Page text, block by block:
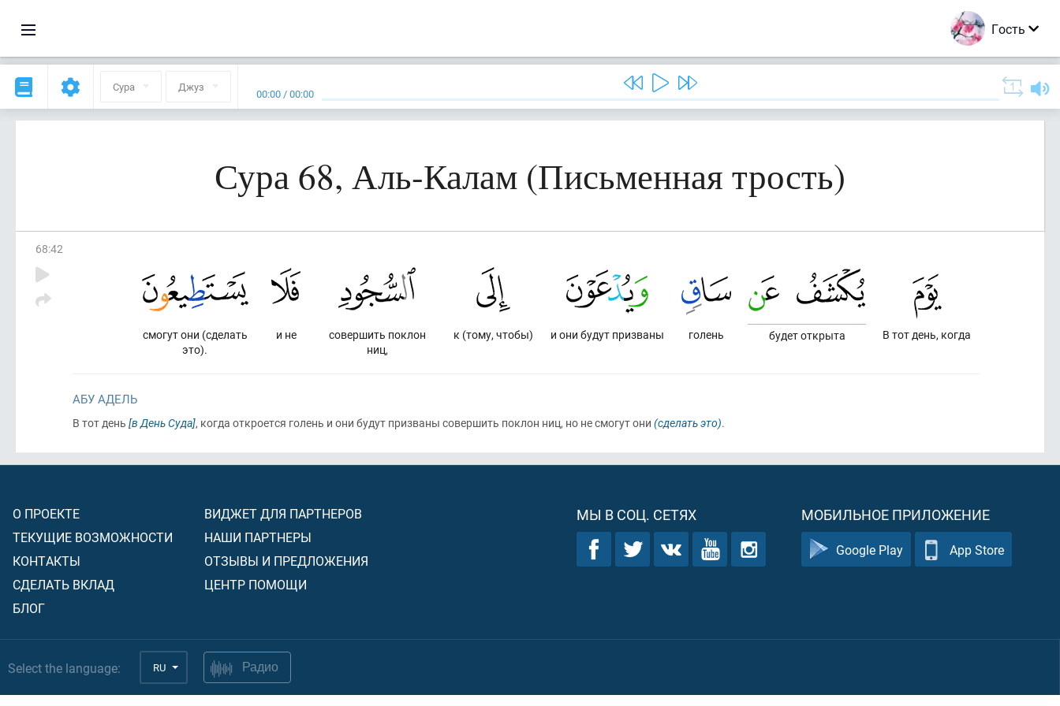
Гость
Сура Джуз 00:00 /00:00
Сура 68, Аль-Калам (Письменная трость)
68:42
В тот день, когда
будет открыта
голень
и они будут призваны
к (тому, чтобы)
совершить поклон
ниц,
и не
смогут они (сделать
это).
АБУ АДЕЛЬ
В тот день [в День Суда], когда откроется голень и они будут призваны совершить поклон ниц, но не смогут они (сделать это).
О ПРОЕКТЕ
ТЕКУЩИЕ ВОЗМОЖНОСТИ
КОНТАКТЫ
СДЕЛАТЬ ВКЛАД
БЛОГ
ВИДЖЕТ ДЛЯ ПАРТНЕРОВ
НАШИ ПАРТНЕРЫ
ОТЗЫВЫ И ПРЕДЛОЖЕНИЯ
ЦЕНТР ПОМОЩИ
МЫ В СОЦ. СЕТЯХ МОБИЛЬНОЕ ПРИЛОЖЕНИЕ
Google Play App Store
Select the language: RU Радио